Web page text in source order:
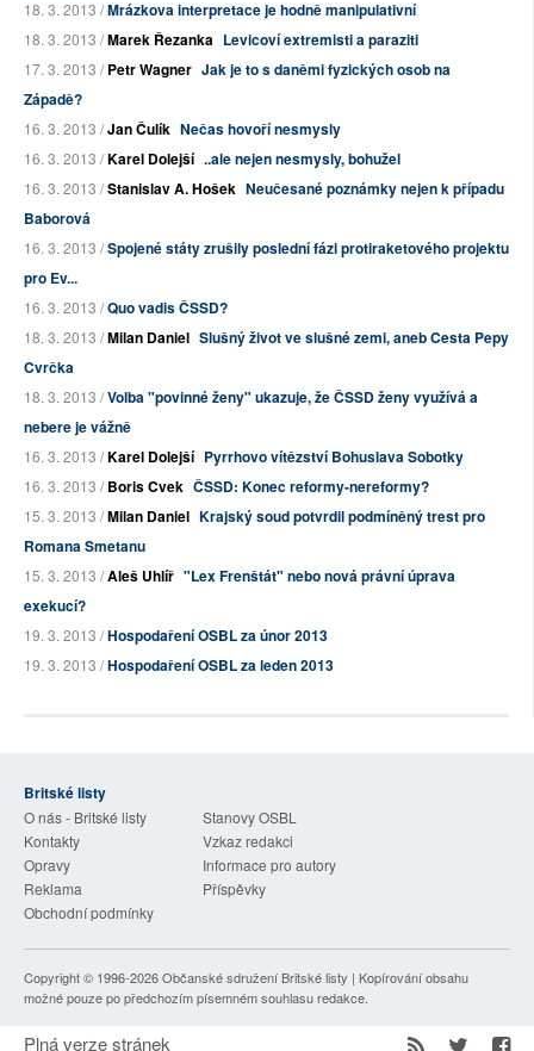
18. 3. 2013 /Mrázkova interpretace je hodně manipulativní
18. 3. 2013 /Marek Řezanka Levicoví extremisti a paraziti
17. 3. 2013 /Petr Wagner Jak je to s daněmi fyzických osob na
Západě?
16. 3. 2013 /Jan Čulík Nečas hovoří nesmysly
16. 3. 2013 /Karel Dolejší ..ale nejen nesmysly, bohužel
16. 3. 2013 /Stanislav A. Hošek Neučesané poznámky nejen k případu
Baborová
16. 3. 2013 /Spojené státy zrušily poslední fázi protiraketového projektu
pro Ev...
16. 3. 2013 /Quo vadis ČSSD?
18. 3. 2013 /Milan Daniel Slušný život ve slušné zemi, aneb Cesta Pepy
Cvrčka
18. 3. 2013 /Volba "povinné ženy" ukazuje, že ČSSD ženy využívá a
nebere je vážně
16. 3. 2013 /Karel Dolejší Pyrrhovo vítězství Bohuslava Sobotky
16. 3. 2013 /Boris Cvek ČSSD: Konec reformy-nereformy?
15. 3. 2013 /Milan Daniel Krajský soud potvrdil podmíněný trest pro
Romana Smetanu
15. 3. 2013 /Aleš Uhlíř "Lex Frenštát" nebo nová právní úprava
exekucí?
19. 3. 2013 /Hospodaření OSBL za únor 2013
19. 3. 2013 /Hospodaření OSBL za leden 2013
Britské listy
O nás - Britské listy
Stanovy OSBL
Kontakty
Vzkaz redakci
Opravy
Informace pro autory
Reklama
Příspěvky
Obchodní podmínky
Copyright © 1996-2026Občanské sdružení Britské listy | Kopírování obsahu
možné pouze po předchozím písemném souhlasu redakce.
Plná verze stránek